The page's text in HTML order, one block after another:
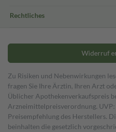
Rechtliches
Widerruf
Zu Risiken und Nebenwirkungen
fragen Sie Ihre Ärztin, Ihren Arzt
Üblicher Apothekenverkaufspreis
Arzneimittelpreisverordnung.
Preisempfehlung des Herstellers.
beinhalten die gesetzlich